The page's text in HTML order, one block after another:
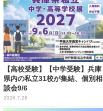
【高校受験】【中学受験】兵庫
県内の私立31校が集結、個別相
談会9/6
2026.7.28